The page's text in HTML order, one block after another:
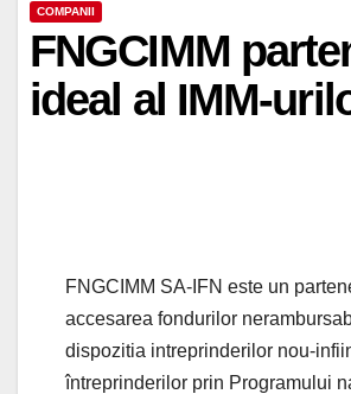
COMPANII
FNGCIMM
ideal al IMM-
FNGCIMM SA-IFN este un
accesarea fondurilor
dispozitia intreprinderilor nou-
întreprinderilor prin Programului